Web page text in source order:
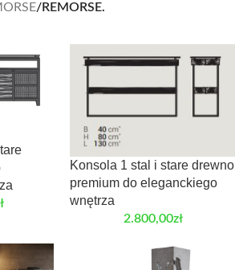
/REMORSE.
Konsola 1 stal i stare drewno
premium do eleganckiego
wnętrza
2.800,00zł